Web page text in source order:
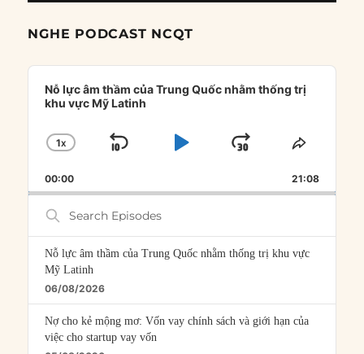
NGHE PODCAST NCQT
Audio
Player
Nỗ lực âm thầm của Trung Quốc nhằm thống trị
khu vực Mỹ Latinh
CHANGE
RATE
1X
SKIP
PLAYJUMP
FORWARD
SHARE
00:00 21:08
Search
Episodes
Nỗ lực âm thầm của Trung Quốc nhằm thống trị khu vực
Mỹ Latinh
06/08/2026
Nợ cho kẻ mộng mơ: Vốn vay chính sách và giới hạn của
việc cho startup vay vốn